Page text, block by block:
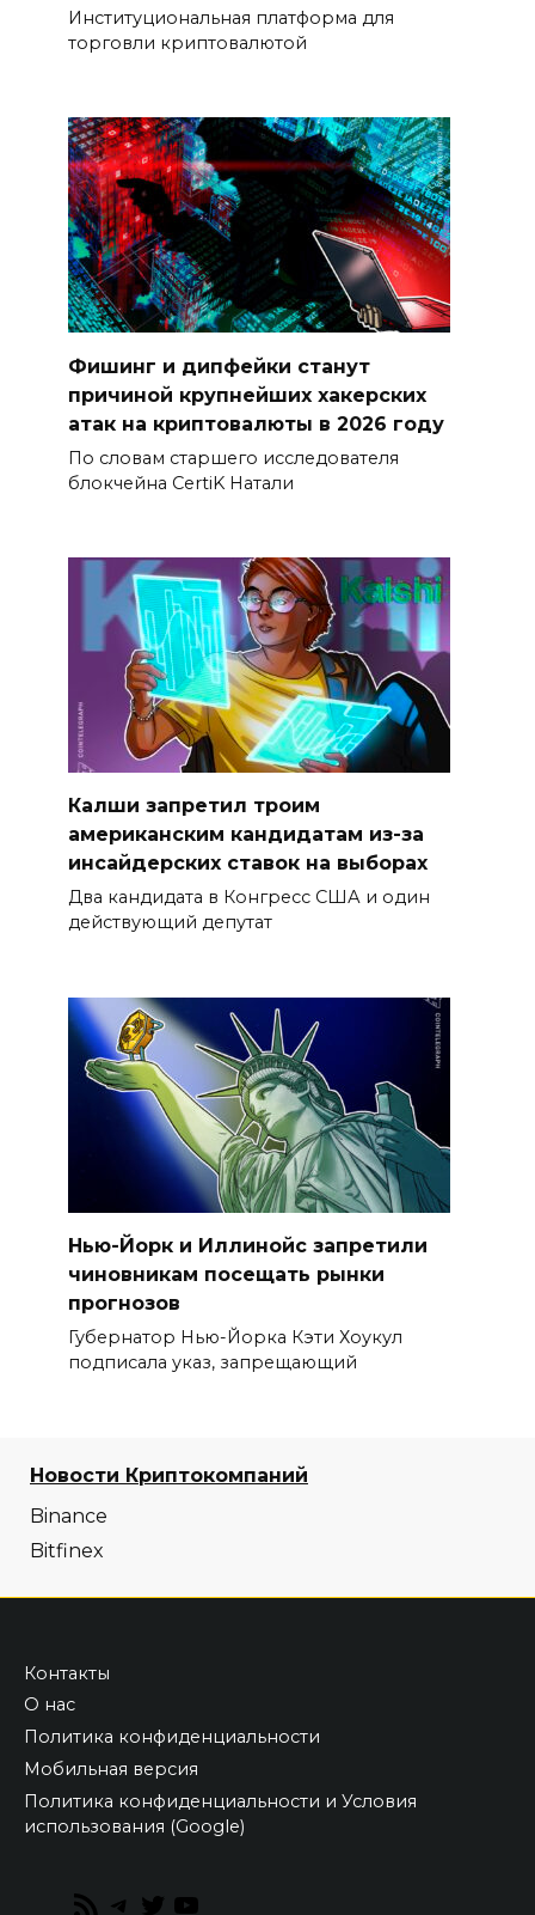
Институциональная платформа для
торговли криптовалютой
Фишинг и дипфейки станут
причиной крупнейших хакерских
атак на криптовалюты в 2026 году
По словам старшего исследователя
блокчейна CertiK Натали
Калши запретил троим
американским кандидатам из-за
инсайдерских ставок на выборах
Два кандидата в Конгресс США и один
действующий депутат
Нью-Йорк и Иллинойс запретили
чиновникам посещать рынки
прогнозов
Губернатор Нью-Йорка Кэти Хоукул
подписала указ, запрещающий
Новости Криптокомпаний
Binance
Bitfinex
Контакты
О нас
Политика конфиденциальности
Мобильная версия
Политика конфиденциальности и Условия
использования (Google)
RSS Telegram
Twitter